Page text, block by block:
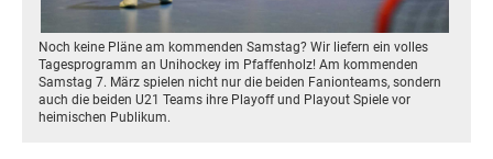
Noch keine Pläne am kommenden Samstag? Wir liefern ein volles
Tagesprogramm an Unihockey im Pfaffenholz! Am kommenden
Samstag 7. März spielen nicht nur die beiden Fanionteams, sondern
auch die beiden U21 Teams ihre Playoff und Playout Spiele vor
heimischen Publikum.